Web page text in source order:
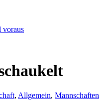
voraus
, Allgemein, Mannschaften